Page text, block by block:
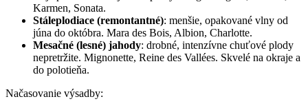
Karmen, Sonata.
Stáleplodiace (remontantné): menšie, opakované vlny od
júna do októbra. Mara des Bois, Albion, Charlotte.
Mesačné (lesné) jahody: drobné, intenzívne chuťové plody
nepretržite. Mignonette, Reine des Vallées. Skvelé na okraje a
do polotieňa.
Načasovanie výsadby: